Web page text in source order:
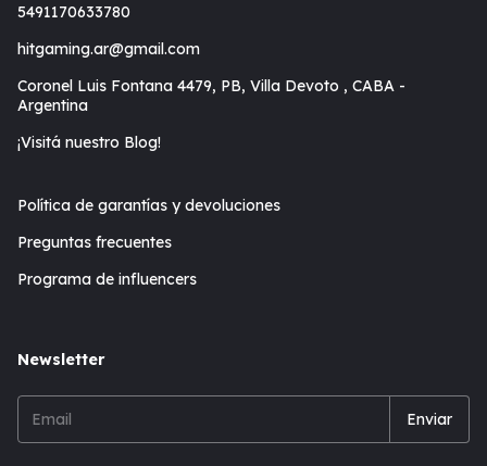
5491170633780
hitgaming.ar@gmail.com
Coronel Luis Fontana 4479, PB, Villa Devoto , CABA -
Argentina
¡Visitá nuestro Blog!
Política de garantías y devoluciones
Preguntas frecuentes
Programa de influencers
Newsletter